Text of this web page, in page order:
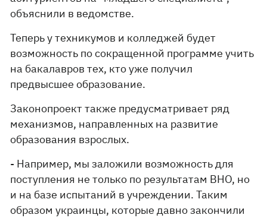
объяснили в ведомстве.
Теперь у техникумов и колледжей будет
возможность по сокращенной программе учить
на бакалавров тех, кто уже получил
предвысшее образование.
Законопроект также предусматривает ряд
механизмов, направленных на развитие
образования взрослых.
- Например, мы заложили возможность для
поступления не только по результатам ВНО, но
и на базе испытаний в учреждении. Таким
образом украинцы, которые давно закончили